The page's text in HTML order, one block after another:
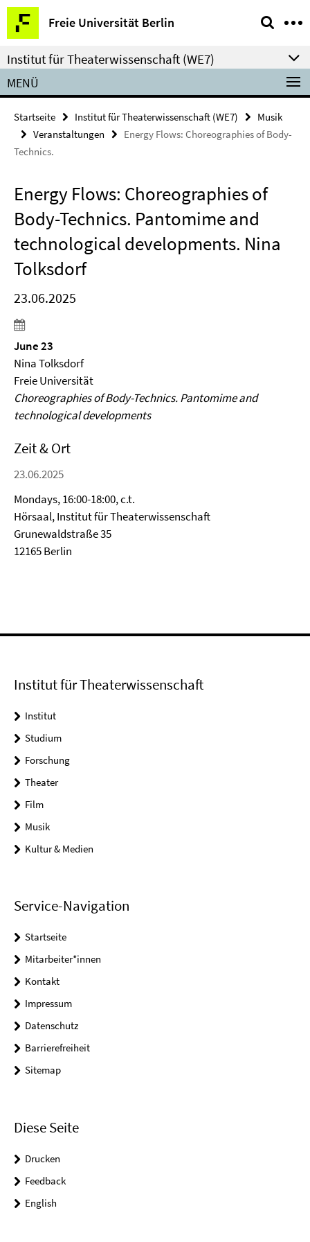
Springe
direkt
zu
Inhalt
Freie Universität Berlin
Service-
Navigation
Institut für Theaterwissenschaft (WE7)
MENÜ
Startseite Institut für Theaterwissenschaft (WE7)
Musik
Veranstaltungen
Energy Flows: Choreographies of Body-
Technics.
Energy Flows: Choreographies of
Body-Technics. Pantomime and
technological developments. Nina
Tolksdorf
23.06.2025
June 23
Nina Tolksdorf
Freie Universität
Choreographies of Body-Technics. Pantomime and
technological developments
Zeit & Ort
23.06.2025
Mondays, 16:00-18:00, c.t.
Hörsaal, Institut für Theaterwissenschaft
Grunewaldstraße 35
12165 Berlin
Institut für Theaterwissenschaft
Institut
Studium
Forschung
Theater
Film
Musik
Kultur & Medien
Service-Navigation
Startseite
Mitarbeiter*innen
Kontakt
Impressum
Datenschutz
Barrierefreiheit
Sitemap
Diese Seite
Drucken
Feedback
English